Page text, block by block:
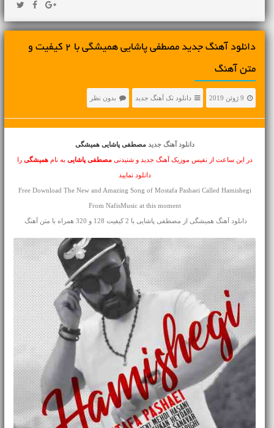
دانلود آهنگ جديد مصطفی پاشایی همیشگی با 2 کیفیت و
متن آهنگ
9 ژوئن 2019 دانلود تک آهنگ جدید بدون نظر
دانلود آهنگ جدید مصطفی پاشایی همیشگی
در این ساعت از نفیس موزیک آهنگ جدید و شنیدنیمصطفی پاشایی به نامهمیشگی را
دانلود نمایید
Free Download The New and Amazing Song of Mostafa Pashaei Called Hamishegi
From NafisMusic at this moment
دانلود آهنگ همیشگی از مصطفی پاشایی با 2 کیفیت 128 و 320 همراه با متن آهنگ